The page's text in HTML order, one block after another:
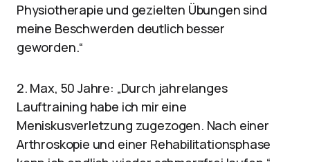
Physiotherapie und gezielten Übungen sind
meine Beschwerden deutlich besser
geworden.“
2. Max, 50 Jahre: „Durch jahrelanges
Lauftraining habe ich mir eine
Meniskusverletzung zugezogen. Nach einer
Arthroskopie und einer Rehabilitationsphase